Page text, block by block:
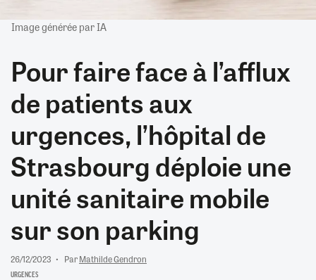
Image générée par IA
Pour faire face à l’afflux
de patients aux
urgences, l’hôpital de
Strasbourg déploie une
unité sanitaire mobile
sur son parking
26/12/2023 ParMathilde Gendron
URGENCES